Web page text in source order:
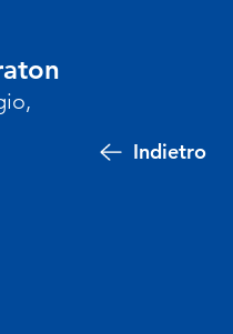
Indietro